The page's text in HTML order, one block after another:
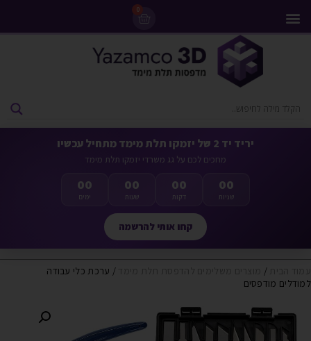
0
יריד יד 2 של יזמקו תלת מימד מתחיל עכשיו
מחכים לכם על גג משרדי יזמקו תלת מימד
00
ימים
00
שעות
00
דקות
00
שניות
קחו אותי להרשמה
/
/ ערכת כלי עבודה
למודלים מודפסים